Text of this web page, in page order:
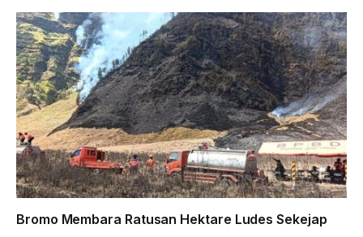
Bromo Membara Ratusan Hektare Ludes Sekejap